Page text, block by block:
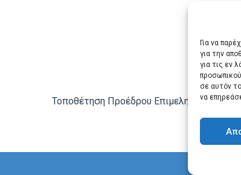
Για να
για την
για τις εν
σε αυτόν
να